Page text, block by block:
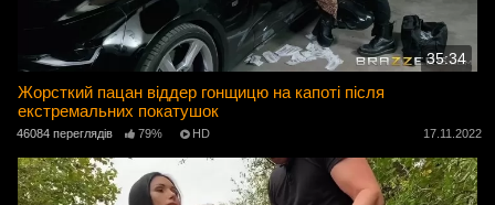
35:34
Жорсткий пацан віддер гонщицю на капоті після
екстремальних покатушок
46084 переглядів 79% HD 17.11.2022